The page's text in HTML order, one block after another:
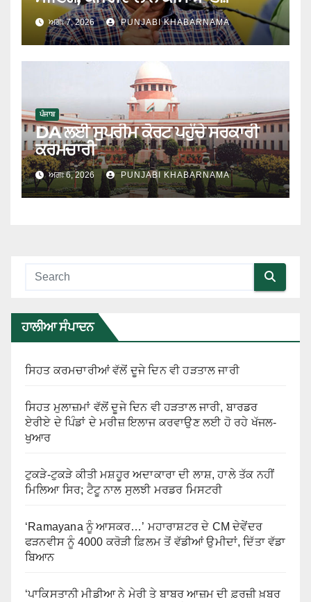
ਅਗਃ 7, 2026 PUNJABI KHABARNAMA
ਪੰਜਾਬ
DA ਲਈ ਸੁਪਰੀਮ ਕੋਰਟ ਪਹੁੰਚੇ ਸਰਕਾਰੀ
ਕਰਮਚਾਰੀ
ਅਗਃ 6, 2026 PUNJABI KHABARNAMA
ਹਾਲੀਆ ਸੰਪਾਦਨ
ਸਿਹਤ ਕਰਮਚਾਰੀਆਂ ਵੱਲੋਂ ਦੂਜੇ ਦਿਨ ਵੀ ਹੜਤਾਲ ਜਾਰੀ
ਸਿਹਤ ਮੁਲਾਜ਼ਮਾਂ ਵੱਲੋਂ ਦੂਜੇ ਦਿਨ ਵੀ ਹੜਤਾਲ ਜਾਰੀ, ਬਾਰਡਰ
ਏਰੀਏ ਦੇ ਪਿੰਡਾਂ ਦੇ ਮਰੀਜ਼ ਇਲਾਜ ਕਰਵਾਉਣ ਲਈ ਹੋ ਰਹੇ ਖੱਜਲ-
ਖੁਆਰ
ਟੁਕੜੇ-ਟੁਕੜੇ ਕੀਤੀ ਮਸ਼ਹੂਰ ਅਦਾਕਾਰਾ ਦੀ ਲਾਸ਼, ਹਾਲੇ ਤੱਕ ਨਹੀਂ
ਮਿਲਿਆ ਸਿਰ; ਟੈਟੂ ਨਾਲ ਸੁਲਝੀ ਮਰਡਰ ਮਿਸਟਰੀ
‘Ramayana ਨੂੰ ਆਸਕਰ…’ ਮਹਾਰਾਸ਼ਟਰ ਦੇ CM ਦੇਵੇਂਦਰ
ਫੜਨਵੀਸ ਨੂੰ 4000 ਕਰੋੜੀ ਫ਼ਿਲਮ ਤੋਂ ਵੱਡੀਆਂ ਉਮੀਦਾਂ, ਦਿੱਤਾ ਵੱਡਾ
ਬਿਆਨ
‘ਪਾਕਿਸਤਾਨੀ ਮੀਡੀਆ ਨੇ ਮੇਰੀ ਤੇ ਬਾਬਰ ਆਜ਼ਮ ਦੀ ਫ਼ਰਜ਼ੀ ਖ਼ਬਰ